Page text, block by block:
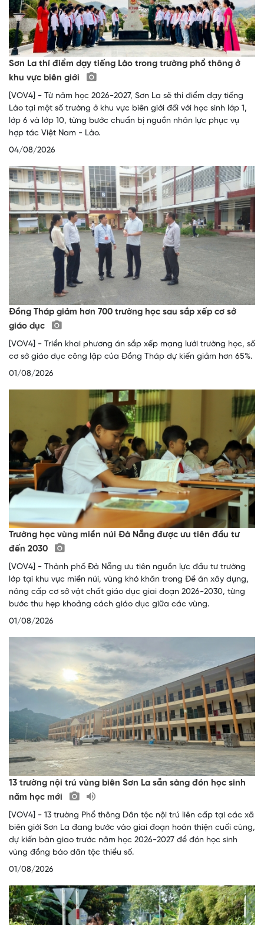
Sơn La thí điểm dạy tiếng Lào trong trường phổ thông ở
khu vực biên giới
[VOV4] - Từ năm học 2026-2027, Sơn La sẽ thí điểm dạy tiếng
Lào tại một số trường ở khu vực biên giới đối với học sinh lớp 1,
lớp 6 và lớp 10, từng bước chuẩn bị nguồn nhân lực phục vụ
hợp tác Việt Nam - Lào.
04/08/2026
Đồng Tháp giảm hơn 700 trường học sau sắp xếp cơ sở
giáo dục
[VOV4] - Triển khai phương án sắp xếp mạng lưới trường học, số
cơ sở giáo dục công lập của Đồng Tháp dự kiến giảm hơn 65%.
01/08/2026
Trường học vùng miền núi Đà Nẵng được ưu tiên đầu tư
đến 2030
[VOV4] - Thành phố Đà Nẵng ưu tiên nguồn lực đầu tư trường
lớp tại khu vực miền núi, vùng khó khăn trong Đề án xây dựng,
nâng cấp cơ sở vật chất giáo dục giai đoạn 2026-2030, từng
bước thu hẹp khoảng cách giáo dục giữa các vùng.
01/08/2026
13 trường nội trú vùng biên Sơn La sẵn sàng đón học sinh
năm học mới
[VOV4] - 13 trường Phổ thông Dân tộc nội trú liên cấp tại các xã
biên giới Sơn La đang bước vào giai đoạn hoàn thiện cuối cùng,
dự kiến bàn giao trước năm học 2026-2027 để đón học sinh
vùng đồng bào dân tộc thiểu số.
01/08/2026